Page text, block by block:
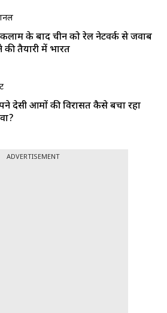
के बाद चीन को रेल नेटवर्क से जवाब
की तैयारी में भारत
देसी आमों की विरासत कैसे बचा रहा
ADVERTISEMENT